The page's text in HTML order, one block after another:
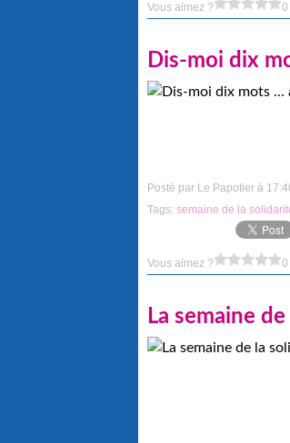
Vous aimez ? 0
Dis-moi dix
Posté par Le Papotier à
Tags: semaine de la
Vous aimez ? 0
La semaine